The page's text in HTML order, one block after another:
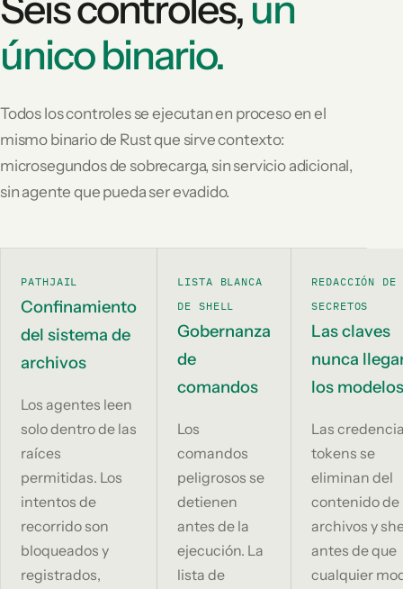
único binario.
Todos los controles se ejecutan en proceso en el
mismo binario de Rust que sirve contexto:
microsegundos de sobrecarga, sin servicio adicional,
sin agente que pueda ser evadido.
PATHJAIL
Confinamiento
del sistema de
archivos
Los agentes leen
solo dentro de las
raíces
permitidas. Los
intentos de
recorrido son
bloqueados y
registrados,
LISTA BLANCA
DE SHELL
Gobernanza
de
comandos
Los
comandos
peligrosos se
detienen
antes de la
ejecución. La
lista de
REDACCIÓN DE
SECRETOS
Las claves
nunca
los modelos
Las
tokens se
eliminan del
contenido de
archivos y
antes de que
cualquier